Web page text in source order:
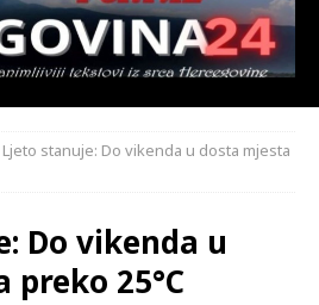
Ljeto stanuje: Do vikenda u dosta mjesta
Do vikenda u
25°C